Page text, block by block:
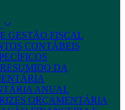
GESTÃO FISCAL
CONTÁBEIS
DA
ANUAL
ORÇAMENTÁRIA